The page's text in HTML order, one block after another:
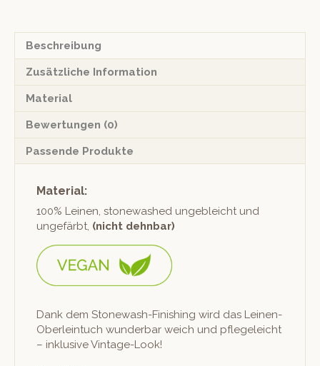
Beschreibung
Zusätzliche Information
Material
Bewertungen (0)
Passende Produkte
Material:
100% Leinen, stonewashed unge­ble­icht und
unge­färbt, (nicht dehn­bar)
Dank dem Stonewash-Fin­ish­ing wird das Leinen-
Ober­lein­tuch wun­der­bar weich und pflegele­icht
– inklu­sive Vintage-Look!